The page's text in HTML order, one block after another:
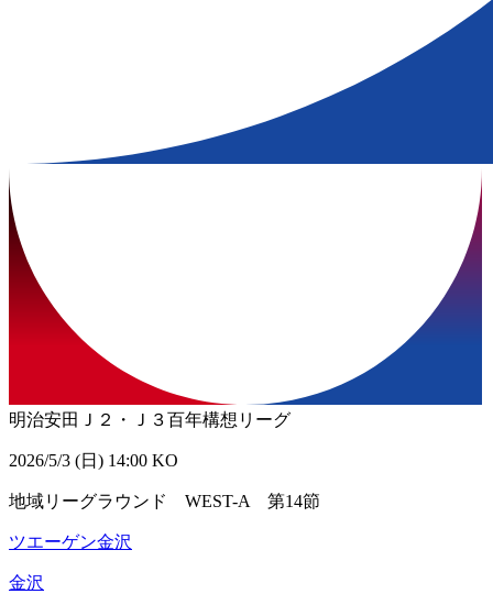
明治安田Ｊ２・Ｊ３百年構想リーグ
2026/5/3 (日) 14:00 KO
地域リーグラウンド WEST-A 第14節
ツエーゲン金沢
金沢